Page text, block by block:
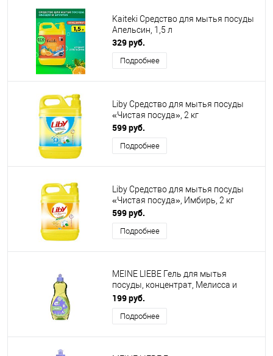
Kaiteki Средство для мытья посуды
Апельсин, 1,5 л
329 руб.
Подробнее
Liby Средство для мытья посуды
«Чистая посуда», 2 кг
599 руб.
Подробнее
Liby Средство для мытья посуды
«Чистая посуда», Имбирь, 2 кг
599 руб.
Подробнее
MEINE LIEBE Гель для мытья
посуды, концентрат, Мелисса и
лемонграсс, 500 мл
199 руб.
Подробнее